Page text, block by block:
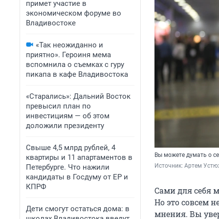
примет участие в
экономическом форуме во
Владивостоке
«Так неожиданно и
приятно». Героиня мема
вспомнила о съемках с гуру
пикапа в кафе Владивостока
«Старались»: Дальний Восток
превысил план по
инвестициям — об этом
доложили президенту
Свыше 4,5 млрд рублей, 4
квартиры и 11 апартаментов в
Петербурге. Что нажили
кандидаты в Госдуму от ЕР и
КПРФ
Дети смогут остаться дома: в
Вы можете думать о
Источник: Артем
Сами для себя
Но это совсем
мнения. Вы